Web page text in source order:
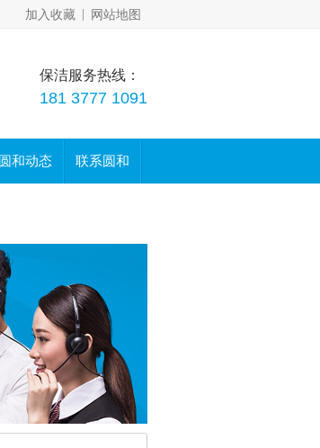
加入收藏 网站地图
保洁服务热线：
181 3777 1091
圆和动态 联系圆和